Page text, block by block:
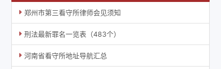
郑州市第三看守所律师会见须知
刑法最新罪名一览表（483个）
河南省看守所地址导航汇总